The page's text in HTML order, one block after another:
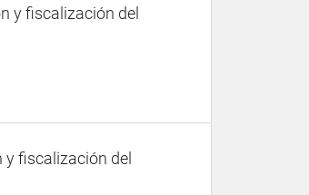
y fiscalización del
fiscalización del